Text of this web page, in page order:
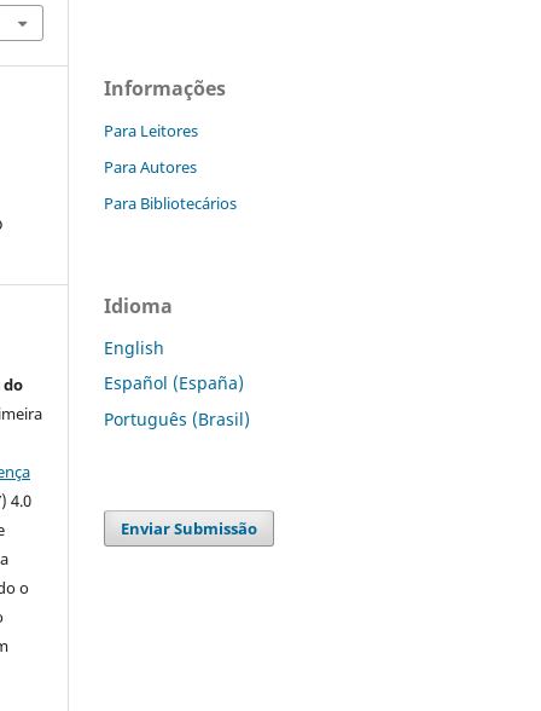
do
4.0
o
Informações
Para Leitores
Para Autores
Para Bibliotecários
Idioma
English
Español (España)
Português (Brasil)
Enviar Submissão